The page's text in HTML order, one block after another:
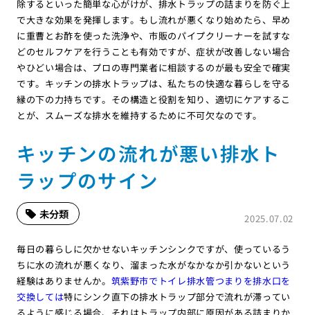
除するといった簡単な心がけが、排水トラップの詰まりを防ぐ上
で大きな効果を発揮します。もし流れが悪くなり始めたら、早め
に重曹とお酢を使った洗浄や、市販のパイプクリーナーを試すな
どのセルフケアを行うことも有効ですが、症状が改善しない場合
やひどい場合は、プロの専門業者に相談するのが最も安全で確実
です。キッチンの排水トラップは、私たちの快適な暮らしを守る
縁の下の力持ちです。その構造と役割を知り、適切にケアするこ
とが、スムーズな排水を維持するために不可欠なのです。
キッチンの流れが悪い排水ト
ラップのサイン
2025.07.02
未分類
毎日の暮らしに欠かせないキッチンシンクですが、使っているう
ちに水の流れが悪くなり、溜まった水がなかなか引かないという
経験はありませんか。 筑紫野市でトイレ排水管つまりを排水口を
交換しては特にシンク直下の排水トラップ部分で流れが滞ってい